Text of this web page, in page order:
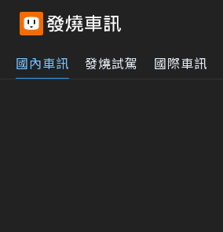
國內車訊 發燒試駕 國際車訊